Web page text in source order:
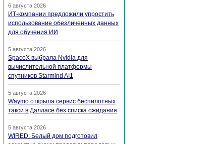
6 августа 2026
ИТ-компании предложили упростить
использование обезличенных данных
для обучения ИИ
5 августа 2026
SpaceX выбрала Nvidia для
вычислительной платформы
спутников Starmind AI1
5 августа 2026
Waymo открыла сервис беспилотных
такси в Далласе без списка ожидания
5 августа 2026
WIRED: Белый дом подготовил